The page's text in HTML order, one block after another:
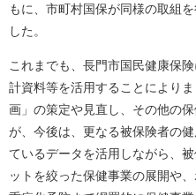
もに、市町村国保が同様の取組
した。
これまでも、長門市国民健康保
計資料等を活用することにより
画」の策定や見直し、その他の
が、今後は、更なる被保険者の
ているデータを活用しながら、
ットを絞った保健事業の展開や